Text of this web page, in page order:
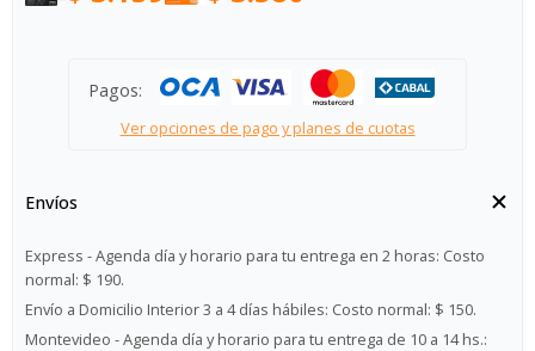
Pagos:
Ver opciones de pago y planes de cuotas
Envíos
Express - Agenda día y horario para tu entrega en 2 horas: Costo
normal: $ 190.
Envío a Domicilio Interior 3 a 4 días hábiles: Costo normal: $ 150.
Montevideo - Agenda día y horario para tu entrega de 10 a 14 hs.: